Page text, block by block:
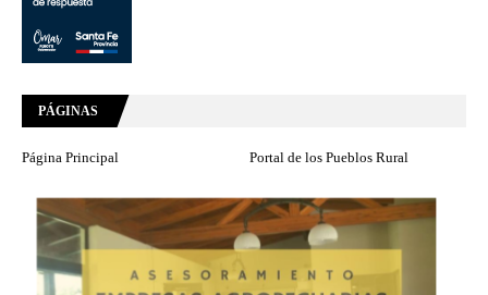
PÁGINAS
Página Principal Portal de los Pueblos Rural